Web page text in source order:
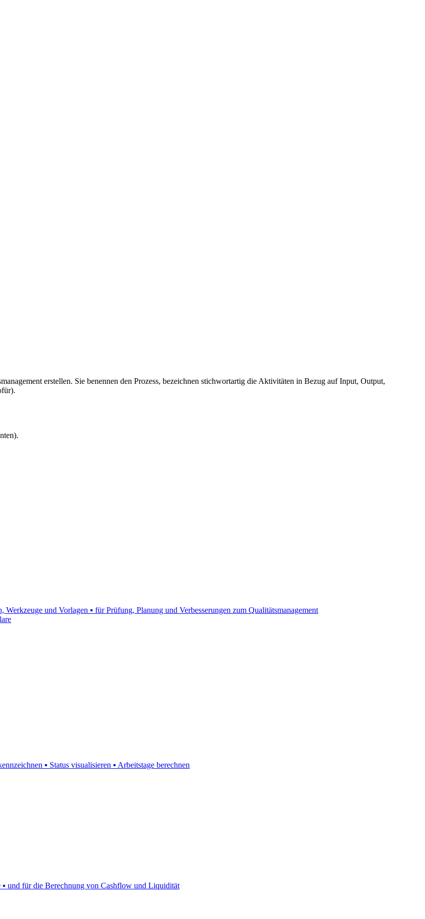
erstellen. Sie benennen den Prozess, bezeichnen stichwortartig die Aktivitäten in Bezug auf Input, Output,
und Vorlagen ▪ für Prüfung, Planung und Verbesserungen zum Qualitätsmanagement
▪ Status visualisieren ▪ Arbeitstage berechnen
▪ und für die Berechnung von Cashflow und Liquidität